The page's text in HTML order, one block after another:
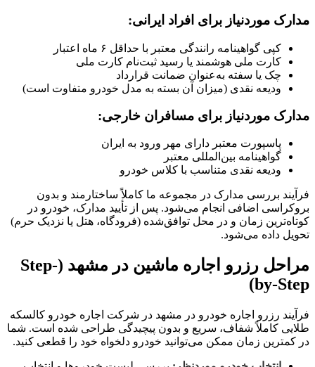
مدارک موردنیاز برای افراد ایرانی:
کپی گواهینامه رانندگی معتبر با حداقل ۶ ماه اعتبار
کارت ملی هوشمند یا رسید ثبت‌نام کارت ملی
چک یا سفته به‌عنوان ضمانت قرارداد
ودیعه نقدی (میزان آن بسته به مدل خودرو متفاوت است)
مدارک موردنیاز برای مسافران خارجی:
پاسپورت معتبر دارای مهر ورود به ایران
گواهینامه بین‌المللی معتبر
ودیعه نقدی متناسب با کلاس خودرو
فرآیند بررسی مدارک در مجموعه ما کاملاً ساختارمند و بدون
بروکراسی اضافی انجام می‌شود. پس از تأیید مدارک، خودرو در
کوتاه‌ترین زمان و در محل توافق‌شده (فرودگاه، هتل یا نزدیک حرم)
تحویل داده می‌شود.
مراحل رزرو اجاره ماشین در مشهد (Step-
by-Step)
فرآیند رزرو اجاره خودرو در مشهد در شرکت اجاره خودرو کالسکه
طلایی کاملاً شفاف، سریع و بدون پیچیدگی طراحی شده است. شما
در کمترین زمان ممکن می‌توانید خودرو دلخواه خود را قطعی کنید.